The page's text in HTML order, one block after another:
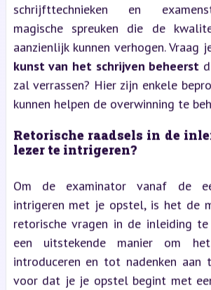
schrijfttechnieken en
magische spreuken die de
aanzienlijk kunnen verhogen. Vraag
kunst van het schrijven beheerst
zal verrassen? Hier zijn enkele
kunnen helpen de overwinning te
Retorische raadsels in de
lezer te intrigeren?
Om de examinator vanaf de
intrigeren met je opstel, is het de
retorische vragen in de inleiding
een uitstekende manier om
introduceren en tot nadenken aan
voor dat je je opstel begint met